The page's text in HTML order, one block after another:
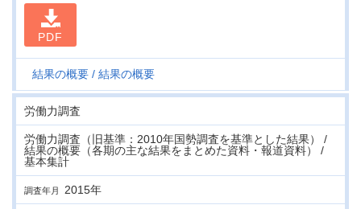
PDF
結果の概要 結果の概要
労働力調査
労働力調査（旧基準：2010年国勢調査を基準とした結果） /
結果の概要（各期の主な結果をまとめた資料・報道資料） /
基本集計
調査年月 2015年